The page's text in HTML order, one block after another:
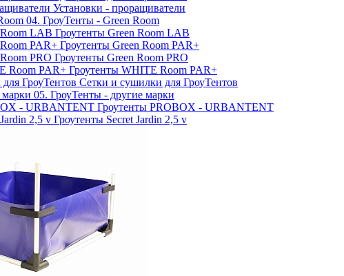
Установки - проращиватели
04. ГроуТенты - Green Room
Гроутенты Green Room LAB
Гроутенты Green Room PAR+
Гроутенты Green Room PRO
Гроутенты WHITE Room PAR+
Сетки и сушилки для ГроуТентов
05. ГроуТенты - другие марки
Гроутенты PROBOX - URBANTENT
Гроутенты Secret Jardin 2,5 v